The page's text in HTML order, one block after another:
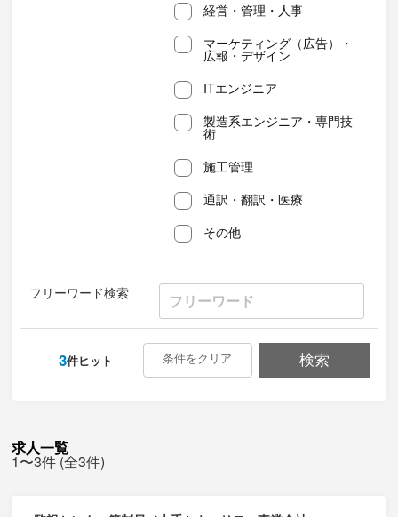
経営・管理・人事
マーケティング（広告）・
広報・デザイン
ITエンジニア
製造系エンジニア・専門技
術
施工管理
通訳・翻訳・医療
その他
フリーワード検索
3件ヒット 条件をクリア 検索
求人一覧
1〜3件 (全3件)